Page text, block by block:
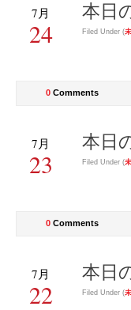
7月
24
本日
Filed Under (
0 Comments
7月
23
本日
Filed Under (
0 Comments
7月
22
本日
Filed Under (